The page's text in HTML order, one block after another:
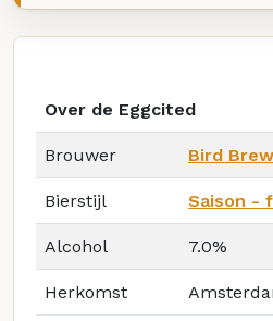
Over de Eggcited
Brouwer Bird
Bierstijl Saison -
Alcohol 7.0%
Herkomst